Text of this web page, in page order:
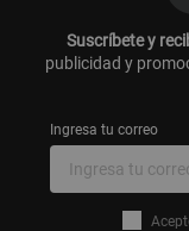
Suscríbete y
publicidad y
Ingresa tu correo